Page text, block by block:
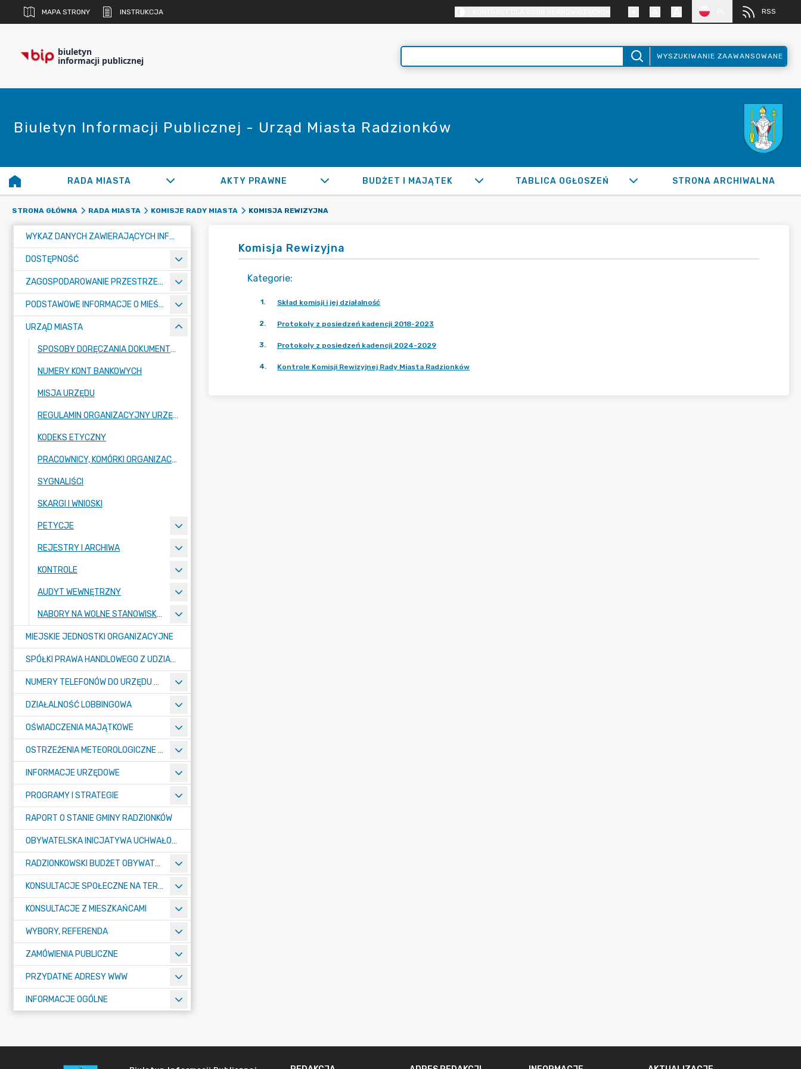
MAPA STRONY INSTRUKCJA RSS
biuletyn
informacji publicznej WYSZUKIWANIE ZAAWANSOWANE
Biuletyn Informacji Publicznej - Urząd Miasta Radzionków
RADA MIASTA AKTY PRAWNE BUDŻET I MAJĄTEK TABLICA OGŁOSZEŃ STRONA ARCHIWALNA
STRONA GŁÓWNA RADA MIASTA KOMISJE RADY MIASTA KOMISJA REWIZYJNA
WYKAZ DANYCH ZAWIERAJĄCYCH INFORMACJE O ŚRODOWISKU I JEGO OCHRONIE
DOSTĘPNOŚĆ
ZAGOSPODAROWANIE PRZESTRZENNE
PODSTAWOWE INFORMACJE O MIEŚCIE
URZĄD MIASTA
SPOSOBY DORĘCZANIA DOKUMENTÓW DO URZĘDU MIASTA RADZIONKÓW
NUMERY KONT BANKOWYCH
MISJA URZĘDU
REGULAMIN ORGANIZACYJNY URZĘDU
KODEKS ETYCZNY
PRACOWNICY, KOMÓRKI ORGANIZACYJNE URZĘDU
SYGNALIŚCI
SKARGI I WNIOSKI
PETYCJE
REJESTRY I ARCHIWA
KONTROLE
AUDYT WEWNĘTRZNY
NABORY NA WOLNE STANOWISKA PRACY
MIEJSKIE JEDNOSTKI ORGANIZACYJNE
SPÓŁKI PRAWA HANDLOWEGO Z UDZIAŁEM GMINY
NUMERY TELEFONÓW DO URZĘDU MIASTA, MIEJSKICH JEDNOSTEK ORGANIZACYJNYCH ORAZ SPÓŁEK PRAWA HANDLOWEGO Z UDZIAŁEM GMINY
DZIAŁALNOŚĆ LOBBINGOWA
OŚWIADCZENIA MAJĄTKOWE
OSTRZEŻENIA METEOROLOGICZNE O ZŁYM STANIE POWIETRZA I INNE
INFORMACJE URZĘDOWE
PROGRAMY I STRATEGIE
RAPORT O STANIE GMINY RADZIONKÓW
OBYWATELSKA INICJATYWA UCHWAŁODAWCZA
RADZIONKOWSKI BUDŻET OBYWATELSKI
KONSULTACJE SPOŁECZNE NA TERENIE MIASTA RADZIONKÓW
KONSULTACJE Z MIESZKAŃCAMI
WYBORY, REFERENDA
ZAMÓWIENIA PUBLICZNE
PRZYDATNE ADRESY WWW
INFORMACJE OGÓLNE
Komisja Rewizyjna
Kategorie:
1. Skład komisji i jej działalność
2. Protokoły z posiedzeń kadencji 2018-2023
3. Protokoły z posiedzeń kadencji 2024-2029
4. Kontrole Komisji Rewizyjnej Rady Miasta Radzionków